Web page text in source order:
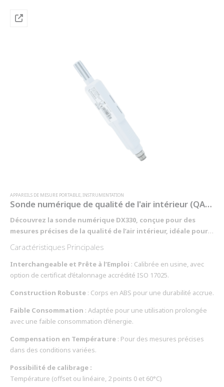
APPAREILS DE MESURE PORTABLE,INSTRUMENTATION
Sonde numérique de qualité de l'air intérieur (QAI) - DX330
Découvrez la sonde numérique DX330, conçue pour des
mesures précises de la qualité de l’air intérieur, idéale pour
PRO921/PRO925.
La sonde DX330
de l’efficacité énergétique, le contrôle des paramètres aérauliques,
et bien plus encore. Sa construction robuste et sa faible
Caractéristiques Principales
Interchangeable et Prête à l’Emploi : Calibrée en usine, avec
option de certificat d’étalonnage accrédité ISO 17025.
Construction Robuste : Corps en ABS pour une durabilité accrue.
Faible Consommation : Adaptée pour une utilisation prolongée
avec une faible consommation d’énergie.
Compensation en Température : Pour des mesures précises
dans des conditions variées.
Possibilité de calibrage :
Température (offset ou linéaire, 2 points 0 et 60°C)